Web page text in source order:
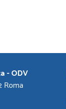
- ODV
Roma